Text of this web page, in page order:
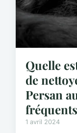
Quelle
de
Persan
1 avril 2024